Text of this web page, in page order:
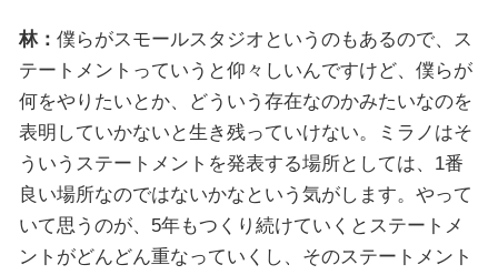
林： 僕らがスモールスタジオというのもあるので、ス
テートメントっていうと仰々しいんですけど、僕らが
何をやりたいとか、どういう存在なのかみたいなのを
表明していかないと生き残っていけない。ミラノはそ
ういうステートメントを発表する場所としては、1番
良い場所なのではないかなという気がします。やって
いて思うのが、5年もつくり続けていくとステートメ
ントがどんどん重なっていくし、そのステートメント